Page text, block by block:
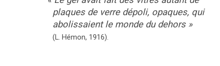
plaques de verre dépoli, opaques, qui
abolissaient le monde du dehors »
(L. Hémon, 1916).